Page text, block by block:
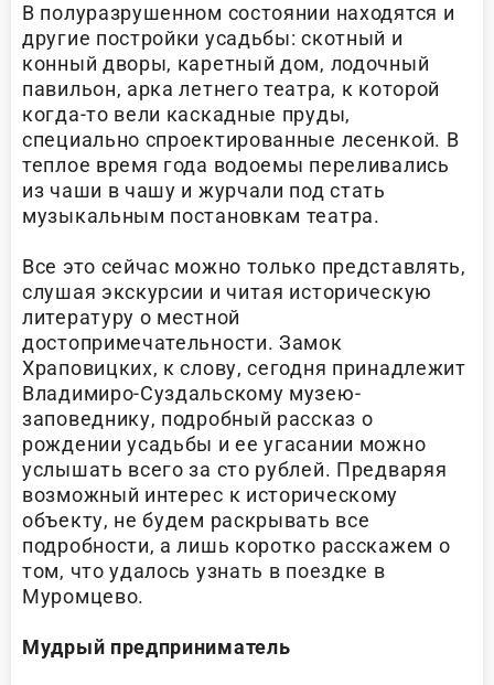
В полуразрушенном состоянии находятся и
другие постройки усадьбы: скотный и
конный дворы, каретный дом, лодочный
павильон, арка летнего театра, к которой
когда-то вели каскадные пруды,
специально спроектированные лесенкой. В
теплое время года водоемы переливались
из чаши в чашу и журчали под стать
музыкальным постановкам театра.
Все это сейчас можно только представлять,
слушая экскурсии и читая историческую
литературу о местной
достопримечательности. Замок
Храповицких, к слову, сегодня принадлежит
Владимиро-Суздальскому музею-
заповеднику, подробный рассказ о
рождении усадьбы и ее угасании можно
услышать всего за сто рублей. Предваряя
возможный интерес к историческому
объекту, не будем раскрывать все
подробности, а лишь коротко расскажем о
том, что удалось узнать в поездке в
Муромцево.
Мудрый предприниматель